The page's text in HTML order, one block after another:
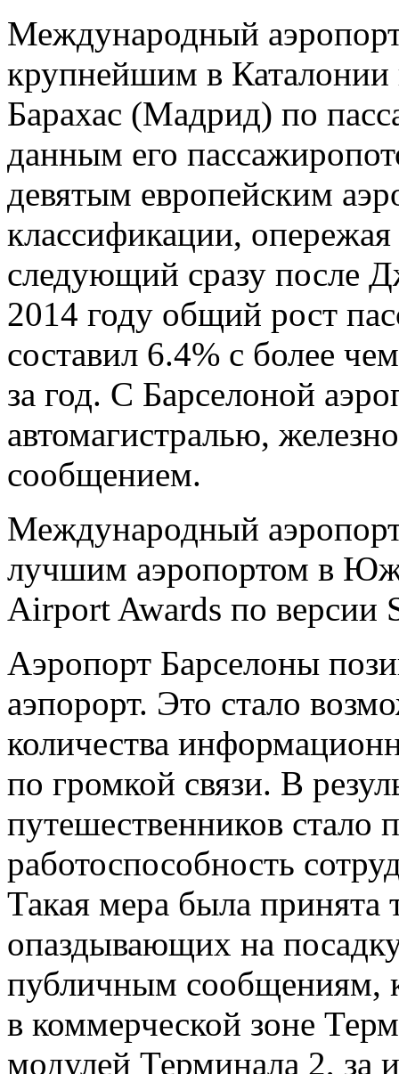
Международный
крупнейшим в Каталонии
Барахас (Мадрид) по
данным его
девятым европейским
классификации,
следующий сразу
2014 году общий рост
составил 6.4% с более
за год. С Барселоной
автомагистралью,
сообщением.
Международный
лучшим аэропортом в
Airport Awards по версии
Аэропорт Барселоны
аэпорорт. Это стало
количества
по громкой связи. В
путешественников
работоспособность
Такая мера была принята
опаздывающих на
публичным сообщениям,
в коммерческой зоне
модулей Терминала 2, за